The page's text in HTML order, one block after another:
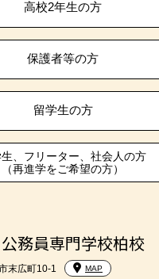
入学
生紹介推薦入学
学生特別入学
の3年次編入学
学習システム
プ案内
高校2年生の方
保護者等の方
留学生の方
、フリーター、社会人の方
（再進学をご希望の方）
務員専門学校柏校
末広町10-1 MAP